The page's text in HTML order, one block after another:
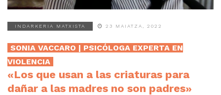
INDARKERIA MATXISTA 23 MAIATZA, 2022
SONIA VACCARO | PSICÓLOGA EXPERTA EN
VIOLENCIA
«Los que usan a las criaturas para
dañar a las madres no son padres»